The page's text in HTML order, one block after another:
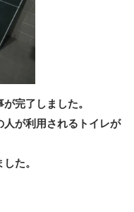
完了しました。
が利用されるトイレが
た。